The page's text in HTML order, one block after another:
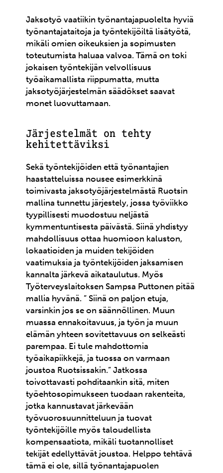
Jaksotyö vaatiikin työnantajapuolelta hyviä
työnantajataitoja ja työntekijöiltä lisätyötä,
mikäli omien oikeuksien ja sopimusten
toteutumista haluaa valvoa. Tämä on toki
jokaisen työntekijän velvollisuus
työaikamallista riippumatta, mutta
jaksotyöjärjestelmän säädökset saavat
monet luovuttamaan.
Järjestelmät on tehty
kehitettäviksi
Sekä työntekijöiden että työnantajien
haastatteluissa nousee esimerkkinä
toimivasta jaksotyöjärjestelmästä Ruotsin
mallina tunnettu järjestely, jossa työviikko
tyypillisesti muodostuu neljästä
kymmentuntisesta päivästä. Siinä yhdistyy
mahdollisuus ottaa huomioon kaluston,
lokaatioiden ja muiden tekijöiden
vaatimuksia ja työntekijöiden jaksamisen
kannalta järkevä aikataulutus. Myös
Työterveyslaitoksen Sampsa Puttonen pitää
mallia hyvänä. ” Siinä on paljon etuja,
varsinkin jos se on säännöllinen. Muun
muassa ennakoitavuus, ja työn ja muun
elämän yhteen sovitettavuus on selkeästi
parempaa. Ei tule mahdottomia
työaikapiikkejä, ja tuossa on varmaan
joustoa Ruotsissakin.” Jatkossa
toivottavasti pohditaankin sitä, miten
työehtosopimukseen tuodaan rakenteita,
jotka kannustavat järkevään
työvuorosuunnitteluun ja tuovat
työntekijöille myös taloudellista
kompensaatiota, mikäli tuotannolliset
tekijät edellyttävät joustoa. Helppo tehtävä
tämä ei ole, sillä työnantajapuolen